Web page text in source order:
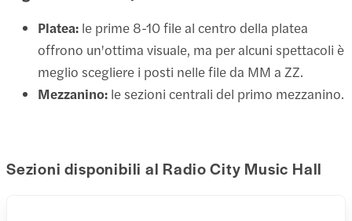
Platea: le prime 8-10 file al centro della platea
offrono un'ottima visuale, ma per alcuni spettacoli è
meglio scegliere i posti nelle file da MM a ZZ.
Mezzanino: le sezioni centrali del primo mezzanino.
Sezioni disponibili al Radio City Music Hall